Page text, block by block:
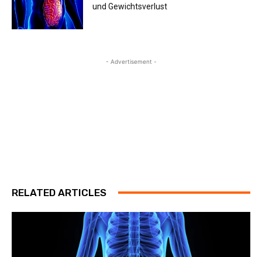
und Gewichtsverlust
- Advertisement -
RELATED ARTICLES